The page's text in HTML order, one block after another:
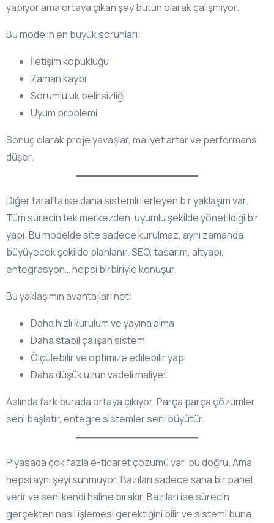
yapıyor ama ortaya çıkan şey bütün olarak çalışmıyor.
Bu modelin en büyük sorunları:
İletişim kopukluğu
Zaman kaybı
Sorumluluk belirsizliği
Uyum problemi
Sonuç olarak proje yavaşlar, maliyet artar ve performans
düşer.
Diğer tarafta ise daha sistemli ilerleyen bir yaklaşım var.
Tüm sürecin tek merkezden, uyumlu şekilde yönetildiği bir
yapı. Bu modelde site sadece kurulmaz, aynı zamanda
büyüyecek şekilde planlanır. SEO, tasarım, altyapı,
entegrasyon… hepsi birbiriyle konuşur.
Bu yaklaşımın avantajları net:
Daha hızlı kurulum ve yayına alma
Daha stabil çalışan sistem
Ölçülebilir ve optimize edilebilir yapı
Daha düşük uzun vadeli maliyet
Aslında fark burada ortaya çıkıyor. Parça parça çözümler
seni başlatır, entegre sistemler seni büyütür.
Piyasada çok fazla e-ticaret çözümü var, bu doğru. Ama
hepsi aynı şeyi sunmuyor. Bazıları sadece sana bir panel
verir ve seni kendi haline bırakır. Bazıları ise sürecin
gerçekten nasıl işlemesi gerektiğini bilir ve sistemi buna